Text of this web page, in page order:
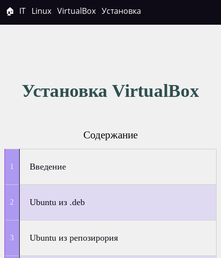
🏠 IT Linux VirtualBox Установка
Установка VirtualBox
Содержание
Введение
Ubuntu из .deb
Ubuntu из репозирория